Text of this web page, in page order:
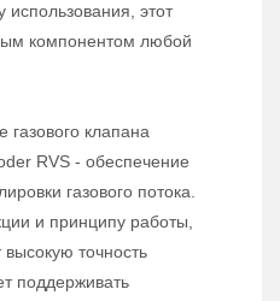
использования, этот
компонентом любой
клапана
RVS - обеспечение
газового потока.
и принципу работы,
высокую точность
поддерживать